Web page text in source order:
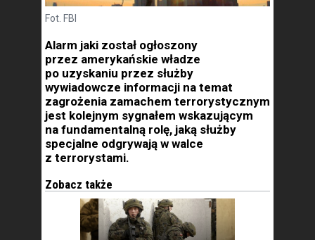
Fot. FBI
Alarm jaki został ogłoszony
przez amerykańskie władze
po uzyskaniu przez służby
wywiadowcze informacji na temat
zagrożenia zamachem terrorystycznym
jest kolejnym sygnałem wskazującym
na fundamentalną rolę, jaką służby
specjalne odgrywają w walce
z terrorystami.
Zobacz także